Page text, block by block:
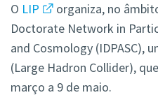
O LIP
organiza, no
Doctorate Network in
and Cosmology (IDPASC),
(Large Hadron Collider),
março a 9 de maio.